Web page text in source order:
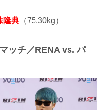
隆典 （75.30kg）
ッチ／RENA vs. パ